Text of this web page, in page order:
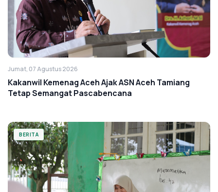
Jumat, 07 Agustus 2026
Kakanwil Kemenag Aceh Ajak ASN Aceh Tamiang
Tetap Semangat Pascabencana
BERITA